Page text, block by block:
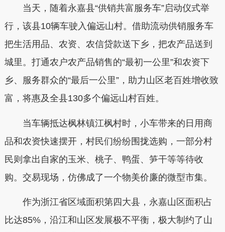
当天，随着永嘉县“供销共富服务车”启动仪式举
行，该县10辆车驶入偏远山村。借助流动供销服务车
把生活用品、农资、农信贷款送下乡，把农产品送到
城里。打通农户农产品销售的“最初一公里”和农资下
乡、服务群众的“最后一公里”，助力山区老百姓增收致
富，将惠及全县130多个偏远山村百姓。
当车辆抵达枫林镇江枫村时，小车带来的日用商
品和农资快速摆开，村民们纷纷围拢选购，一部分村
民则拿出自家的玉米、桃子、鸭蛋、笋干等等待收
购。交易现场，仿佛成了一个物美价廉的微型市集。
作为浙江省区域面积第四大县，永嘉山区面积占
比达85%，沿江和山区发展极不平衡，极大制约了山